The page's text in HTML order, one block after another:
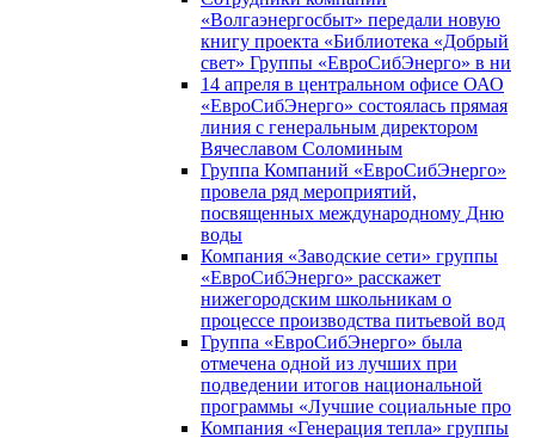
«Волгаэнергосбыт» передали новую
книгу проекта «Библиотека «Добрый
свет» Группы «ЕвроСибЭнерго» в ни
14 апреля в центральном офисе ОАО
«ЕвроСибЭнерго» состоялась прямая
линия с генеральным директором
Вячеславом Соломиным
Группа Компаний «ЕвроСибЭнерго»
провела ряд мероприятий,
посвященных международному Дню
воды
Компания «Заводские сети» группы
«ЕвроСибЭнерго» расскажет
нижегородским школьникам о
процессе производства питьевой вод
Группа «ЕвроСибЭнерго» была
отмечена одной из лучших при
подведении итогов национальной
программы «Лучшие социальные про
Компания «Генерация тепла» группы